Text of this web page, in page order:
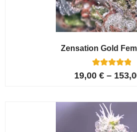
Zensation Gold
Bewertet mit
5.00
auf
6
Kundenbewer
tungen
19,00 € –